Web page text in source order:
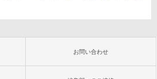
お問い合わせ